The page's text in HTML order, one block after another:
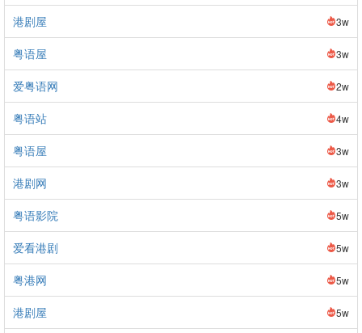
港剧屋 3w
粤语屋 3w
爱粤语网 2w
粤语站 4w
粤语屋 3w
港剧网 3w
粤语影院 5w
爱看港剧 5w
粤港网 5w
港剧屋 5w